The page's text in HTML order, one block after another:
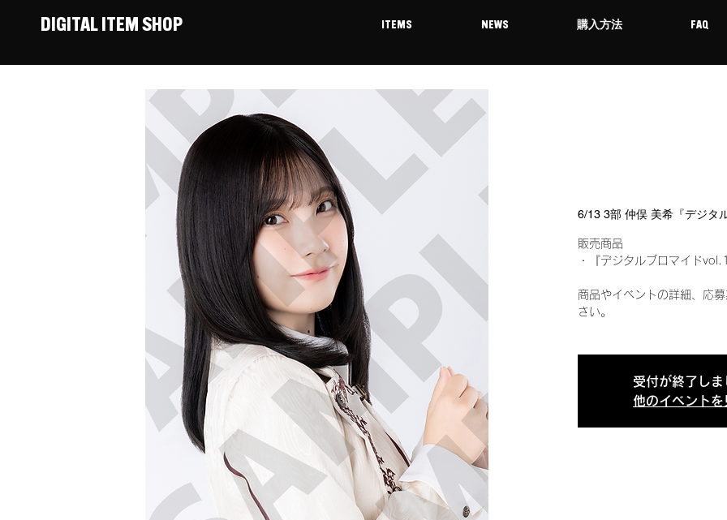
DIGITAL ITEM SHOP ITEMS NEWS 購入方法 FAQ
6/13 3部 仲俣 美希『デジタ
販売商品
・『デジタルブロマイド
商品やイベントの詳細、応
さい。
受付が終了しま
他のイベントを